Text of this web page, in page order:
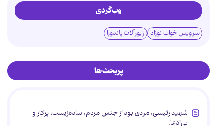
وب‌گردی
سرویس خواب نوزاد زیورآلات پاندورا
پربحث‌ها
شهید رئیسی، مردی بود از جنس مردم، ساده‌زیست، پرکار و
بی‌ادعا.